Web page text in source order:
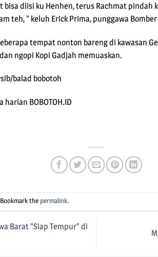
diisi ku Henhen, terus Rachmat pindah
teh, ” keluh Erick Prima, punggawa
tempat nonton bareng di kawasan
ngopi Kopi Gadjah memuaskan.
balad bobotoh
BOBOTOH.ID
the permalink.
Barat “Siap Tempur” di